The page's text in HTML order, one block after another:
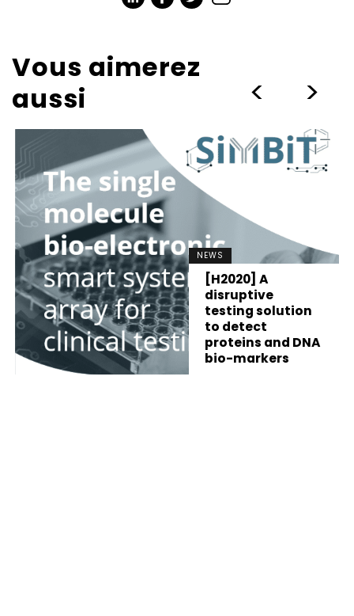
Vous aimerez
aussi
NEWS
[H2020] A
disruptive
testing solution
to detect
proteins and DNA
bio-markers
> >